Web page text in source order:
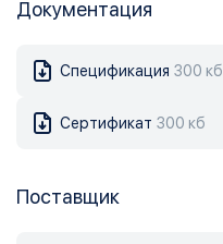
Документация
Спецификация 300 кб
Сертификат 300 кб
Поставщик